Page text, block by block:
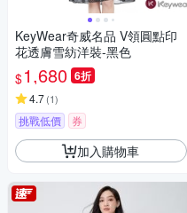
KeyWear奇威名品 V領圓點印
花透膚雪紡洋裝-黑色
$1,680 6折
4.7(1)
挑戰低價 券
加入購物車